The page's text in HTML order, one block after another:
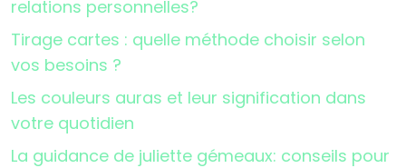
relations personnelles?
Tirage cartes : quelle méthode choisir selon
vos besoins ?
Les couleurs auras et leur signification dans
votre quotidien
La guidance de juliette gémeaux: conseils pour